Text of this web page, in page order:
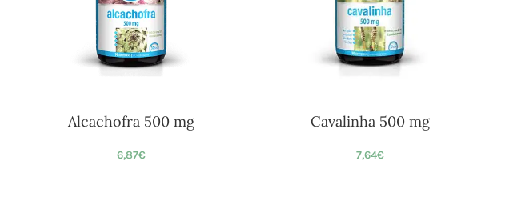
Alcachofra 500 mg
6,87€
Cavalinha 500 mg
7,64€